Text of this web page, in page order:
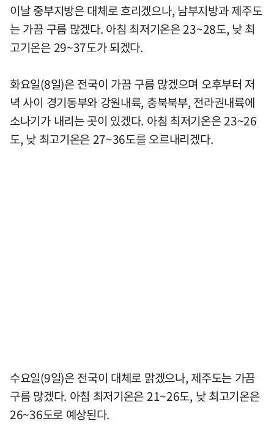
이날 중부지방은 대체로 흐리겠으나, 남부지방과 제주도
는 가끔 구름 많겠다. 아침 최저기온은 23~28도, 낮 최
고기온은 29~37도가 되겠다.
화요일(8일)은 전국이 가끔 구름 많겠으며 오후부터 저
녁 사이 경기동부와 강원내륙, 충북북부, 전라권내륙에
소나기가 내리는 곳이 있겠다. 아침 최저기온은 23~26
도, 낮 최고기온은 27~36도를 오르내리겠다.
수요일(9일)은 전국이 대체로 맑겠으나, 제주도는 가끔
구름 많겠다. 아침 최저기온은 21~26도, 낮 최고기온은
26~36도로 예상된다.